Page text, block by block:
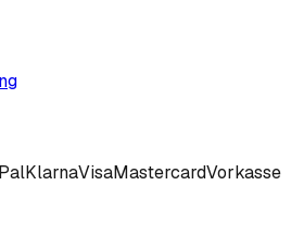
KlarnaVisaMastercardVorkasse